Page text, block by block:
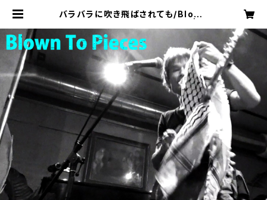
バラバラに吹き飛ばされても/Blown
L Records